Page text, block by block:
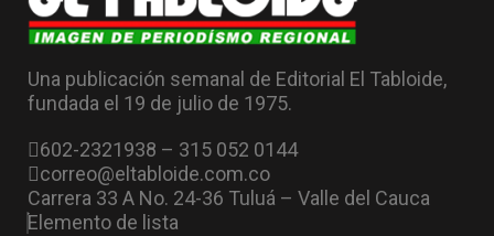
Una publicación semanal de Editorial El Tabloide,
fundada el 19 de julio de 1975.
602-2321938 – 315 052 0144
correo@eltabloide.com.co
Carrera 33 A No. 24-36 Tuluá – Valle del Cauca
Elemento de lista